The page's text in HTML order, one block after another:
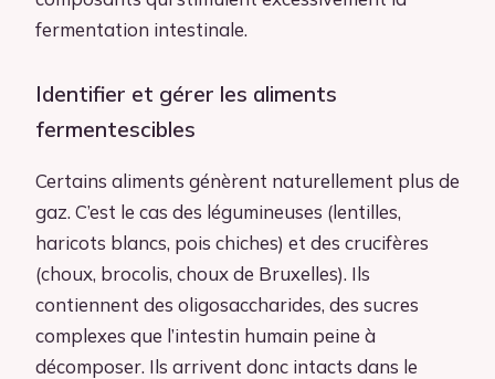
fermentation intestinale.
Identifier et gérer les aliments
fermentescibles
Certains aliments génèrent naturellement plus de
gaz. C’est le cas des légumineuses (lentilles,
haricots blancs, pois chiches) et des crucifères
(choux, brocolis, choux de Bruxelles). Ils
contiennent des oligosaccharides, des sucres
complexes que l’intestin humain peine à
décomposer. Ils arrivent donc intacts dans le